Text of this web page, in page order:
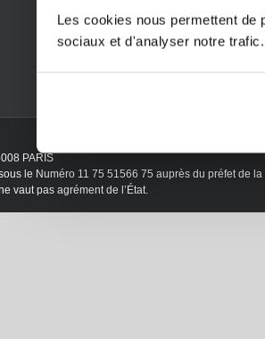
Les cookies nous permettent de
sociaux et d'analyser notre trafic.
Référent
PARIS
le Numéro 11 75 51566 75 auprès du préfet de
vaut pas agrément de l’État.